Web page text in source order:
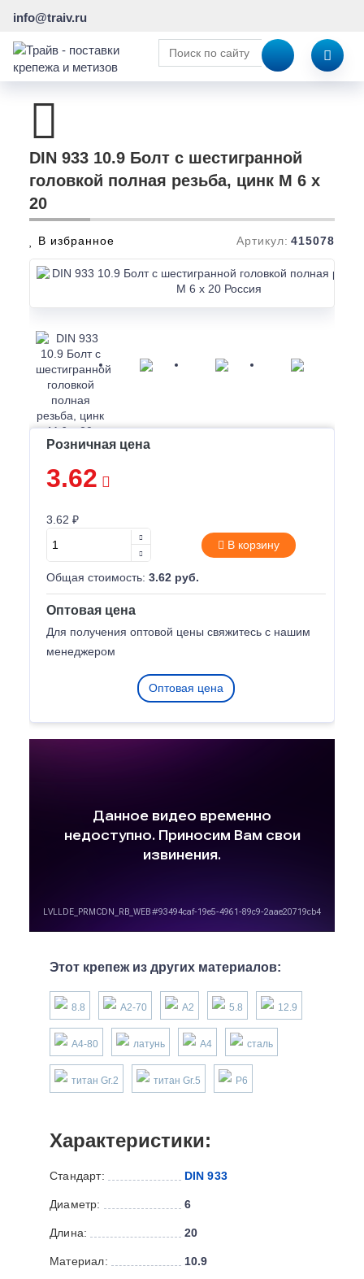
info@traiv.ru
DIN 933 10.9 Болт с шестигранной
головкой полная резьба, цинк M 6 x
20
В избранное Артикул: 415078
Розничная цена
3.62
3.62 ₽
В корзину
Общая стоимость: 3.62 руб.
Оптовая цена
Для получения оптовой цены свяжитесь с нашим
менеджером
Оптовая цена
Этот крепеж из других материалов:
8.8 А2-70 А2 5.8 12.9
А4-80 латунь А4 сталь
титан Gr.2 титан Gr.5 P6
Характеристики:
Стандарт: DIN 933
Диаметр: 6
Длина: 20
Материал: 10.9